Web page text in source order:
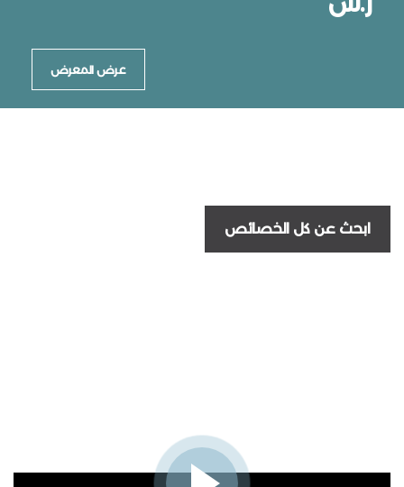
عرض المعرض
ابحث عن كل الخصائص